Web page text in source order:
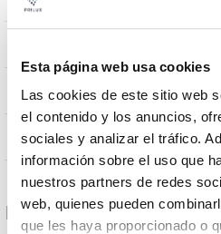
Esta página web usa cookies
Las cookies de este sitio web
el contenido y los anuncios,
sociales y analizar el tráfico.
información sobre el uso que
nuestros partners de redes
web, quienes pueden
que les haya proporcionado o
Junção
Iluminação
Dados ópticos